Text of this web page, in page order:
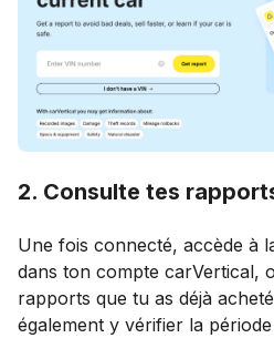
2. Consulte tes
Une fois connecté, accède à
dans ton compte carVertical,
rapports que tu as déjà
également y vérifier la